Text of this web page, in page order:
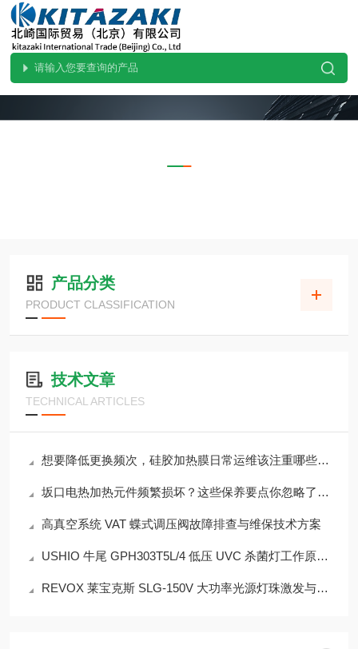
产品分类
PRODUCT CLASSIFICATION
技术文章
TECHNICAL ARTICLES
想要降低更换频次，硅胶加热膜日常运维该注重哪些细节？
坂口电热加热元件频繁损坏？这些保养要点你忽略了吗？
高真空系统 VAT 蝶式调压阀故障排查与维保技术方案
USHIO 牛尾 GPH303T5L/4 低压 UVC 杀菌灯工作原理剖析
REVOX 莱宝克斯 SLG-150V 大功率光源灯珠激发与控光原理解析